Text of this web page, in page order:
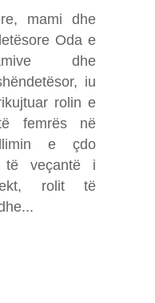
mami dhe
Oda e
dhe
iu
rolin e
të femrës në
e çdo
të veçantë i
rolit të